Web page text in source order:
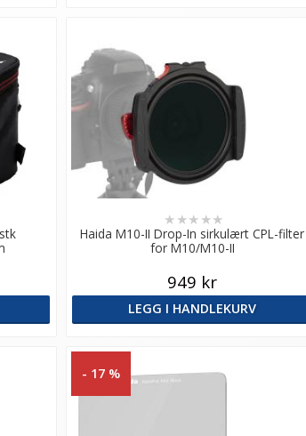
Haida M10-II Drop-In sirkulært CPL-filter
for M10/M10-II
★ ★★ ★★
949 kr
LEGG I HANDLEKURV
- 17 %